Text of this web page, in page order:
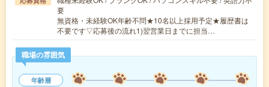
要
無資格・未経験OK年齢不問★10名以上採用予定★履歴書は
不要です▽応募後の流れ1)翌営業日までに担当…
職場の雰囲気
年齢層